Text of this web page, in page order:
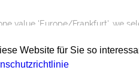
value 'Europe/Frankfurt', we
value 'Europe/Frankfurt', we
Website für Sie so